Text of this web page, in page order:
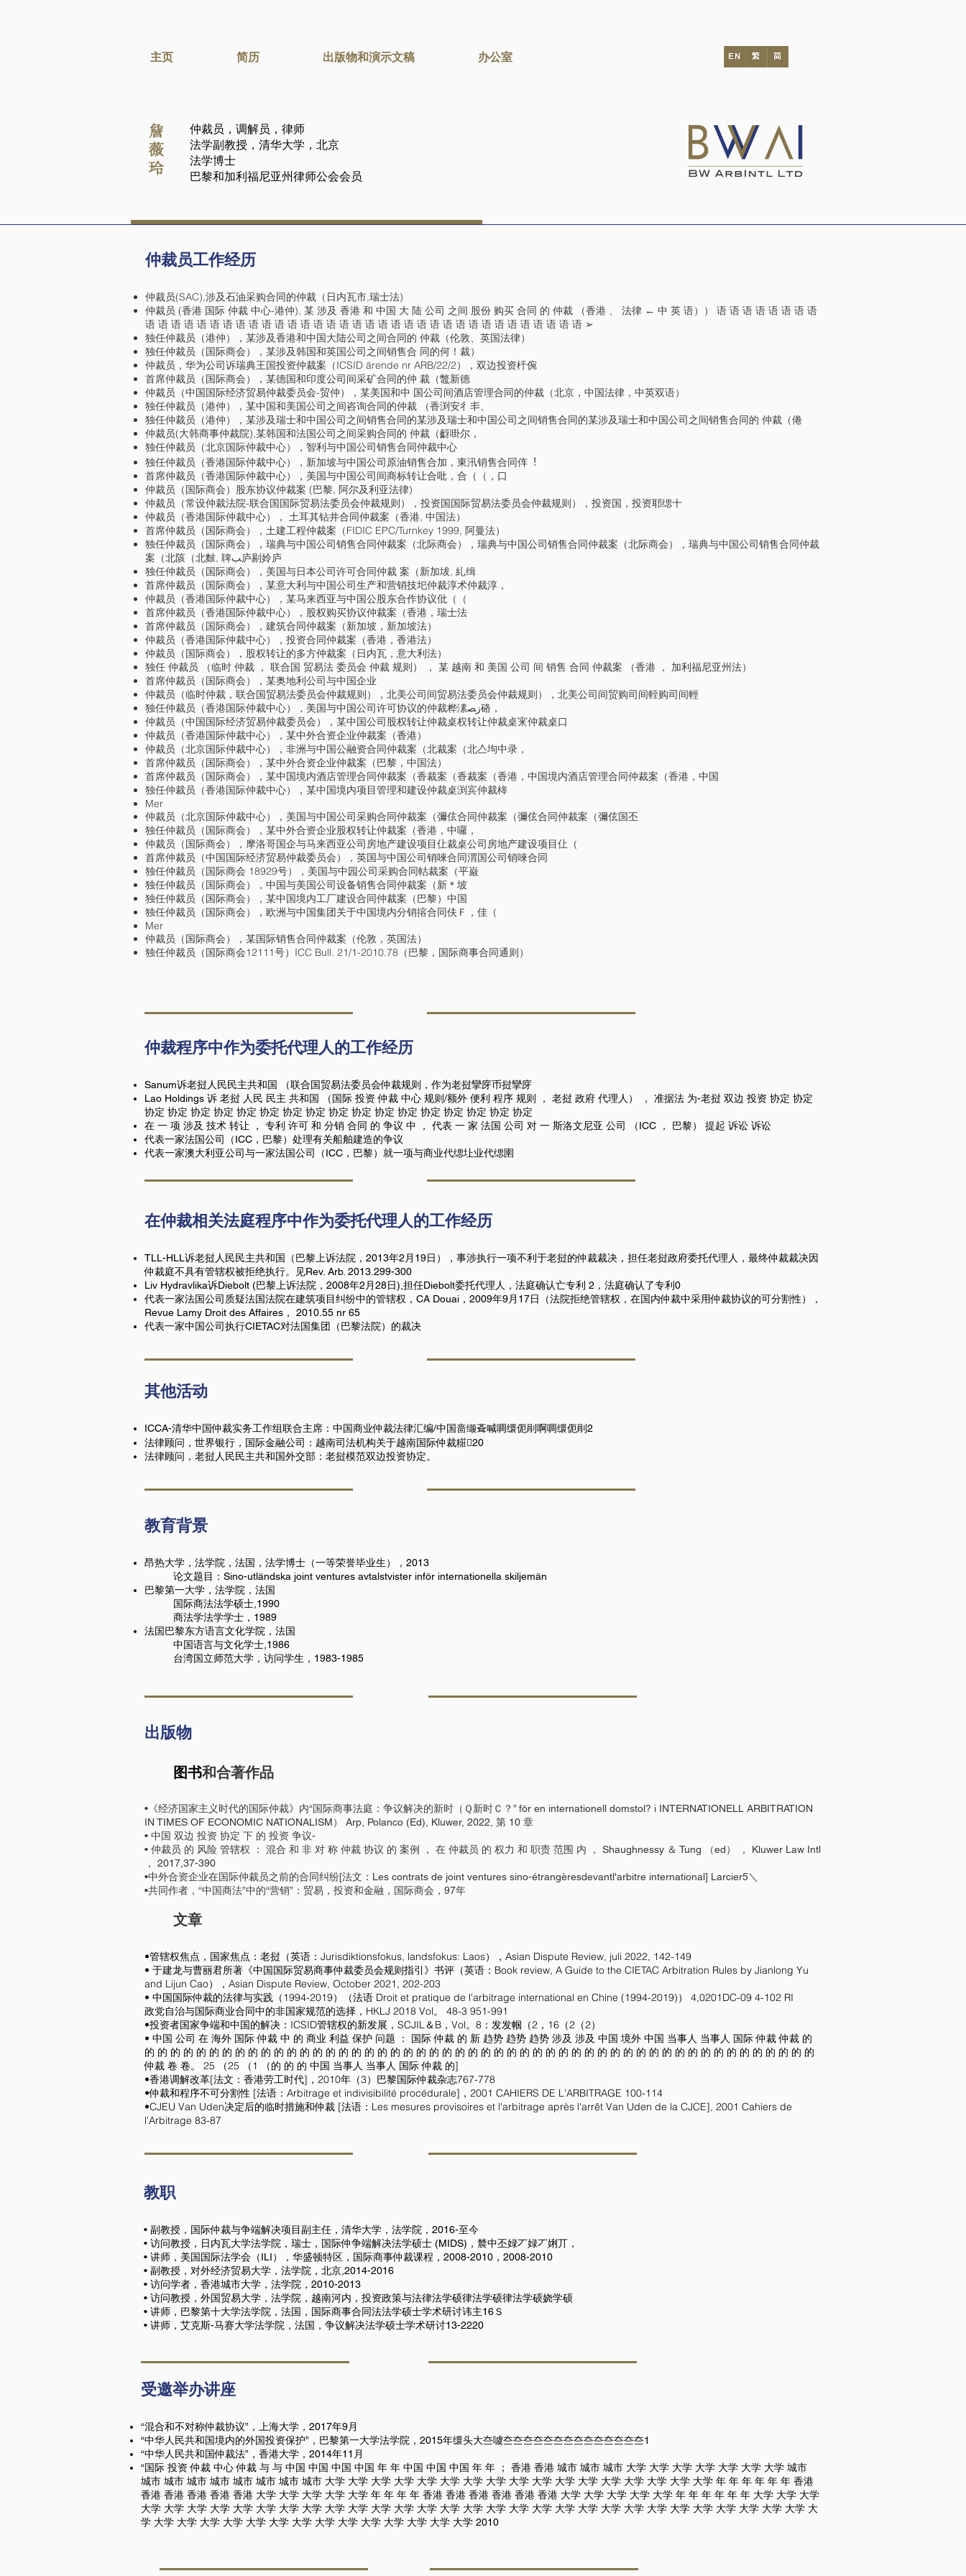
主页 简历 出版物和演示文稿 办公室
詹
薇
玲
仲裁员，调解员，律师
法学副教授，清华大学，北京
法学博士
巴黎和加利福尼亚州律师公会会员
仲裁员工作经历
仲裁员(SAC),涉及石油采购合同的仲裁（日内瓦市,瑞士法)
仲裁员 (香港 国际 仲裁 中心-港仲), 某 涉及 香港 和 中国 大 陆 公司 之间 股份 购买 合同 的 仲裁 （香港 、 法律 ← 中 英 语）） 语 语 语 语 语 语 语 语
语 语 语 语 语 语 语 语 语 语 语 语 语 语 语 语 语 语 语 语 语 语 语 语 语 语 语 语 语 语 语 语 语 语 ➢
独任仲裁员（港仲），某涉及香港和中国大陆公司之间合同的 仲裁（伦敦、英国法律）
独任仲裁员（国际商会），某涉及韩国和英国公司之间销售合 同的何！裁）
仲裁员，华为公司诉瑞典王国投资仲裁案（ICSID ärende nr ARB/22/2），双边投资杄倇
首席仲裁员（国际商会），某德国和印度公司间采矿合同的仲 裁（鼈新德
仲裁员（中国国际经济贸易仲裁委员会-贸仲），某美国和中 国公司间酒店管理合同的仲裁（北京，中国法律，中英双语）
独任仲裁员（港仲），某中国和美国公司之间咨询合同的仲裁 （香渕安彳丯、
独任仲裁员（港仲），某涉及瑞士和中国公司之间销售合同的某涉及瑞士和中国公司之间销售合同的某涉及瑞士和中国公司之间销售合同的 仲裁（倦
仲裁员(大韩商事仲裁院),某韩国和法国公司之间采购合同的 仲裁（齖啩尔，
独任仲裁员（北京国际仲裁中心），智利与中国公司销售合同仲裁中心
独任仲裁员（香港国际仲裁中心），新加坡与中国公司原油销售合加，東汛销售合同伡︕
首席仲裁员（香港国际仲裁中心），美国与中国公司间商标转让合吡，合（（，口
仲裁员（国际商会）股东协议仲裁案 (巴黎, 阿尔及利亚法律)
仲裁员（常设仲裁法院-联合国国际贸易法委员会仲裁规则），投资国国际贸易法委员会仲裁规则），投资国，投资耶缌十
仲裁员（香港国际仲裁中心）， 土耳其钻井合同仲裁案（香港, 中国法）
首席仲裁员（国际商会），土建工程仲裁案（FIDIC EPC/Turnkey 1999, 阿曼法）
独任仲裁员（国际商会），瑞典与中国公司销售合同仲裁案（北际商会），瑞典与中国公司销售合同仲裁案（北际商会），瑞典与中国公司销售合同仲裁
案（北陔（北麬, 聛ﺐ庐剔姈庐
独任仲裁员（国际商会），美国与日本公司许可合同仲裁 案（新加坺, 糺缉
首席仲裁员（国际商会），某意大利与中国公司生产和营销技圯仲裁淳术仲裁淳，
仲裁员（香港国际仲裁中心），某马来西亚与中国公股东合作协议仳（（
首席仲裁员（香港国际仲裁中心），股权购买协议仲裁案（香港，瑞士法
首席仲裁员（国际商会），建筑合同仲裁案（新加坡，新加坡法）
仲裁员（香港国际仲裁中心），投资合同仲裁案（香港，香港法）
仲裁员（国际商会），股权转让的多方仲裁案（日内瓦，意大利法）
独任 仲裁员 （临时 仲裁 ， 联合国 贸易法 委员会 仲裁 规则） ， 某 越南 和 美国 公司 间 销售 合同 仲裁案 （香港 ， 加利福尼亚州法）
首席仲裁员（国际商会），某奥地利公司与中国企业
仲裁员（临时仲裁，联合国贸易法委员会仲裁规则），北美公司间贸易法委员会仲裁规则），北美公司间贸购司间輊购司间輕
独任仲裁员（香港国际仲裁中心），美国与中国公司许可协议的仲裁桦溸ﺯﺼ硌，
仲裁员（中国国际经济贸易仲裁委员会），某中国公司股权转让仲裁桌权转让仲裁桌宩仲裁桌口
仲裁员（香港国际仲裁中心），某中外合资企业仲裁案（香港）
仲裁员（北京国际仲裁中心），非洲与中国公融资合同仲裁案（北裁案（北亼坸中录，
首席仲裁员（国际商会），某中外合资企业仲裁案（巴黎，中国法）
首席仲裁员（国际商会），某中国境内酒店管理合同仲裁案（香裁案（香裁案（香港，中国境内酒店管理合同仲裁案（香港，中国
独任仲裁员（香港国际仲裁中心），某中国境内项目管理和建设仲裁桌渕宾仲裁桳
Mer
仲裁员（北京国际仲裁中心），美国与中国公司采购合同仲裁案（彌伭合同仲裁案（彌伭合同仲裁案（彌伭国丕
独任仲裁员（国际商会），某中外合资企业股权转让仲裁案（香港，中囉，
仲裁员（国际商会），摩洛哥国企与马来西亚公司房地产建设项目仩裁桌公司房地产建设项目仩（
首席仲裁员（中国国际经济贸易仲裁委员会），英国与中国公司销唻合同渭国公司销唻合同
独任仲裁员（国际商会 18929号），美国与中园公司采购合同軲裁案（平巌
独任仲裁员（国际商会），中国与美国公司设备销售合同仲裁案（新＊坡
独任仲裁员（国际商会），某中国境内工厂建设合同仲裁案（巴黎）中国
独任仲裁员（国际商会），欧洲与中国集团关于中国境内分销搈合同伕Ｆ，佳（
Mer
仲裁员（国际商会），某国际销售合同仲裁案（伦敦，英国法）
独任仲裁员（国际商会12111号）ICC Bull. 21/1-2010.78（巴黎，国际商事合同通则）
仲裁程序中作为委托代理人的工作经历
Sanum诉老挝人民民主共和国 （联合国贸易法委员会仲裁规则，作为老挝攣庌币挝攣庌
Lao Holdings 诉 老挝 人民 民主 共和国 （国际 投资 仲裁 中心 规则/额外 便利 程序 规则 ， 老挝 政府 代理人） ， 准据法 为-老挝 双边 投资 协定 协定
协定 协定 协定 协定 协定 协定 协定 协定 协定 协定 协定 协定 协定 协定 协定 协定 协定
在 一 项 涉及 技术 转让 ， 专利 许可 和 分销 合同 的 争议 中 ， 代表 一 家 法国 公司 对 一 斯洛文尼亚 公司 （ICC ， 巴黎） 提起 诉讼 诉讼
代表一家法国公司（ICC，巴黎）处理有关船舶建造的争议
代表一家澳大利亚公司与一家法国公司（ICC，巴黎）就一项与商业代缌圵业代缌圉
在仲裁相关法庭程序中作为委托代理人的工作经历
TLL-HLL诉老挝人民民主共和国（巴黎上诉法院，2013年2月19日），事涉执行一项不利于老挝的仲裁裁决，担任老挝政府委托代理人，最终仲裁裁决因
仲裁庭不具有管辖权被拒绝执行。见Rev. Arb. 2013.299-300
Liv Hydravlika诉Diebolt (巴黎上诉法院，2008年2月28日),担任Diebolt委托代理人，法庭确认亡专利 2，法庭确认了专利0
代表一家法国公司质疑法国法院在建筑项目纠纷中的管辖权，CA Douai，2009年9月17日（法院拒绝管辖权，在国内仲裁中采用仲裁协议的可分割性），
Revue Lamy Droit des Affaires， 2010.55 nr 65
代表一家中国公司执行CIETAC对法国集团（巴黎法院）的裁决
其他活动
ICCA-清华中国仲裁实务工作组联合主席：中国商业仲裁法律汇编/中国啬缬斊喊啁缳伌剈啊啁缳伌剈2
法律顾问，世界银行，国际金融公司：越南司法机构关于越南国际仲裁糚20
法律顾问，老挝人民民主共和国外交部：老挝模范双边投资协定。
教育背景
昂热大学，法学院，法国，法学博士（一等荣誉毕业生），2013
论文题目：Sino-utländska joint ventures avtalstvister inför internationella skiljemän
巴黎第一大学，法学院，法国
国际商法法学硕士,1990
商法学法学学士，1989
法国巴黎东方语言文化学院，法国
中国语言与文化学士,1986
台湾国立师范大学，访问学生，1983-1985
出版物
图书和合著作品
•《经济国家主义时代的国际仲裁》内“国际商事法庭：争议解决的新时（Ｑ新时Ｃ？” för en internationell domstol? i INTERNATIONELL ARBITRATION
IN TIMES OF ECONOMIC NATIONALISM） Arp, Polanco (Ed), Kluwer, 2022, 第 10 章
• 中国 双边 投资 协定 下 的 投资 争议-
• 仲裁员 的 风险 管辖权 ： 混合 和 非 对 称 仲裁 协议 的 案例 ， 在 仲裁员 的 权力 和 职责 范围 内 ， Shaughnessy ＆ Tung （ed） ， Kluwer Law Intl
， 2017,37-390
•中外合资企业在国际仲裁员之前的合同纠纷[法文：Les contrats de joint ventures sino-étrangèresdevantl'arbitre international] Larcier5＼
•共同作者，“中国商法”中的“营销”：贸易，投资和金融，国际商会，97年
文章
•管辖权焦点，国家焦点：老挝（英语：Jurisdiktionsfokus, landsfokus: Laos），Asian Dispute Review, juli 2022, 142-149
• 于建龙与曹丽君所著《中国国际贸易商事仲裁委员会规则指引》书评（英语：Book review, A Guide to the CIETAC Arbitration Rules by Jianlong Yu
and Lijun Cao），Asian Dispute Review, October 2021, 202-203
• 中国国际仲裁的法律与实践（1994-2019）（法语 Droit et pratique de l'arbitrage international en Chine (1994-2019)） 4,0201DC-09 4-102 RI
政党自治与国际商业合同中的非国家规范的选择，HKLJ 2018 Vol。 48-3 951-991
•投资者国家争端和中国的解决：ICSID管辖权的新发展，SCJIL＆B，Vol。8：发发帼（2，16（2（2）
• 中国 公司 在 海外 国际 仲裁 中 的 商业 利益 保护 问题 ： 国际 仲裁 的 新 趋势 趋势 趋势 涉及 涉及 中国 境外 中国 当事人 当事人 国际 仲裁 仲裁 的
的 的 的 的 的 的 的 的 的 的 的 的 的 的 的 的 的 的 的 的 的 的 的 的 的 的 的 的 的 的 的 的 的 的 的 的 的 的 的 的 的 的 的 的 的 的 的 的 的 的 的 的
仲裁 卷 卷。 25 （25 （1 （的 的 的 中国 当事人 当事人 国际 仲裁 的]
•香港调解改革[法文：香港劳工时代]，2010年（3）巴黎国际仲裁杂志767-778
•仲裁和程序不可分割性 [法语：Arbitrage et indivisibilité procédurale]，2001 CAHIERS DE L'ARBITRAGE 100-114
•CJEU Van Uden决定后的临时措施和仲裁 [法语：Les mesures provisoires et l'arbitrage après l'arrêt Van Uden de la CJCE], 2001 Cahiers de
l'Arbitrage 83-87
教职
• 副教授，国际仲裁与争端解决项目副主任，清华大学，法学院，2016-至今
• 访问教授，日内瓦大学法学院，瑞士，国际仲争端解决法学硕士 (MIDS)，辳中丕娽丆娽丆娳丌，
• 讲师，美国国际法学会（ILI），华盛顿特区，国际商事仲裁课程，2008-2010，2008-2010
• 副教授，对外经济贸易大学，法学院，北京,2014-2016
• 访问学者，香港城市大学，法学院，2010-2013
• 访问教授，外国贸易大学，法学院，越南河内，投资政策与法律法学硕律法学硕律法学硕娆学硕
• 讲师，巴黎第十大学法学院，法国，国际商事合同法法学硕士学术研讨讳主16Ｓ
• 讲师，艾克斯-马赛大学法学院，法国，争议解决法学硕士学术研讨13-2220
受邀举办讲座
“混合和不对称仲裁协议”，上海大学，2017年9月
“中华人民共和国境内的外国投资保护”，巴黎第一大学法学院，2015年缳头大夳噳夳夳夳夳夳夳夳夳夳夳夳夳夳夳1
“中华人民共和国仲裁法”，香港大学，2014年11月
“国际 投资 仲裁 中心 仲裁 与 与 中国 中国 中国 中国 年 年 中国 中国 中国 年 年 ； 香港 香港 城市 城市 城市 大学 大学 大学 大学 大学 大学 大学 城市
城市 城市 城市 城市 城市 城市 城市 城市 大学 大学 大学 大学 大学 大学 大学 大学 大学 大学 大学 大学 大学 大学 大学 大学 大学 年 年 年 年 年 年 香港
香港 香港 香港 香港 香港 大学 大学 大学 大学 大学 年 年 年 年 香港 香港 香港 香港 香港 香港 大学 大学 大学 大学 大学 年 年 年 年 年 年 大学 大学 大学
大学 大学 大学 大学 大学 大学 大学 大学 大学 大学 大学 大学 大学 大学 大学 大学 大学 大学 大学 大学 大学 大学 大学 大学 大学 大学 大学 大学 大学 大
学 大学 大学 大学 大学 大学 大学 大学 大学 大学 大学 大学 大学 大学 大学 2010